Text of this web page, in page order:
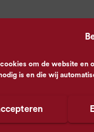
om de website
is en die wij